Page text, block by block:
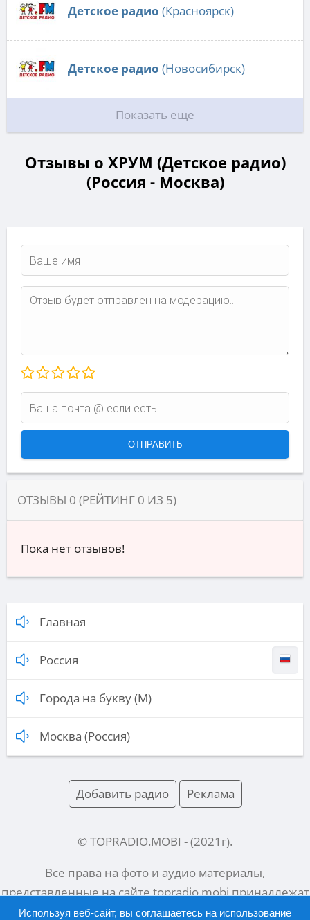
Детское радио (Красноярск)
Детское радио (Новосибирск)
Показать еще
Отзывы о ХРУМ (Детское радио)
(Россия - Москва)
ОТЗЫВЫ 0 (РЕЙТИНГ 0 ИЗ 5)
Пока нет отзывов!
Главная
Россия
Города на букву (М)
Москва (Россия)
Добавить радио Реклама
© TOPRADIO.MOBI - (2021 г).
Все права на фото и аудио материалы,
представленные на сайтеtopradio.mobiпринадлежат
их законным владельцам.
Используя веб-сайт, вы соглашаетесь на использование